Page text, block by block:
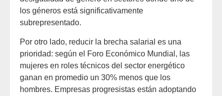
los géneros está significativamente
subrepresentado.
Por otro lado, reducir la brecha salarial es una
prioridad: según el Foro Económico Mundial, las
mujeres en roles técnicos del sector energético
ganan en promedio un 30% menos que los
hombres. Empresas progresistas están adoptando